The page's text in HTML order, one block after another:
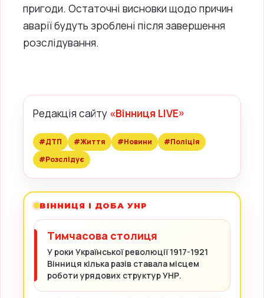
пригоди. Остаточні висновки щодо причин
аварії будуть зроблені після завершення
розслідування.
Редакція сайту «Вінниця LIVE»
#ДТП #Життя #Новини
#Поліція
#Розслідує
ВІННИЦЯ І ДОБА УНР
Тимчасова столиця
У роки Української революції 1917-1921
Вінниця кілька разів ставала місцем
роботи урядових структур УНР.